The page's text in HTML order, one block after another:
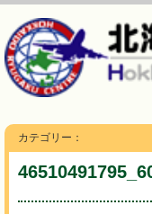
カテゴリー：